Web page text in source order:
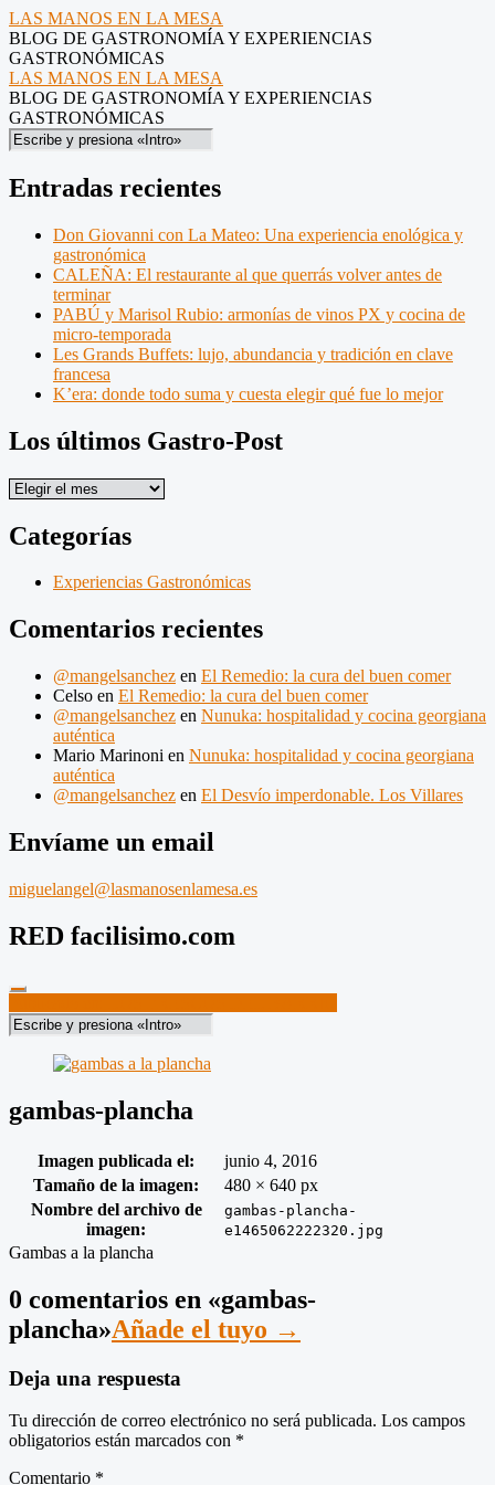
gambas-
plancha
-
LAS
MANOS
LA
MESA
LAS MANOS EN LA MESA
BLOG DE GASTRONOMÍA Y EXPERIENCIAS
GASTRONÓMICAS
gambas-
plancha
-
MANOS
EN
MESA
LAS MANOS EN LA MESA
BLOG DE GASTRONOMÍA Y EXPERIENCIAS
GASTRONÓMICAS
Saltar
al
contenido
Buscar
Entradas recientes
Don Giovanni con La Mateo: Una experiencia enológica y
gastronómica
CALEÑA: El restaurante al que querrás volver antes de
terminar
PABÚ y Marisol Rubio: armonías de vinos PX y cocina de
micro-temporada
Les Grands Buffets: lujo, abundancia y tradición en clave
francesa
K’era: donde todo suma y cuesta elegir qué fue lo mejor
Los últimos Gastro-Post
Los
Gastro-
Post
Categorías
Experiencias Gastronómicas
Comentarios recientes
@mangelsanchez en El Remedio: la cura del buen comer
Celso en El Remedio: la cura del buen comer
@mangelsanchez en Nunuka: hospitalidad y cocina georgiana
auténtica
Mario Marinoni en Nunuka: hospitalidad y cocina georgiana
auténtica
@mangelsanchez en El Desvío imperdonable. Los Villares
Envíame un email
miguelangel@lasmanosenlamesa.es
RED facilisimo.com
Menú
de
entradas
Buscar
gambas-plancha
Imagen publicada el:
junio 4, 2016
Tamaño de la imagen:
480 × 640 px
Nombre del archivo de
imagen:
gambas-plancha-
e1465062222320.jpg
Gambas a la plancha
0 comentarios en «gambas-
plancha»Añade el tuyo →
Deja una respuesta
Tu dirección de correo electrónico no será publicada. Los campos
obligatorios están marcados con *
Comentario *